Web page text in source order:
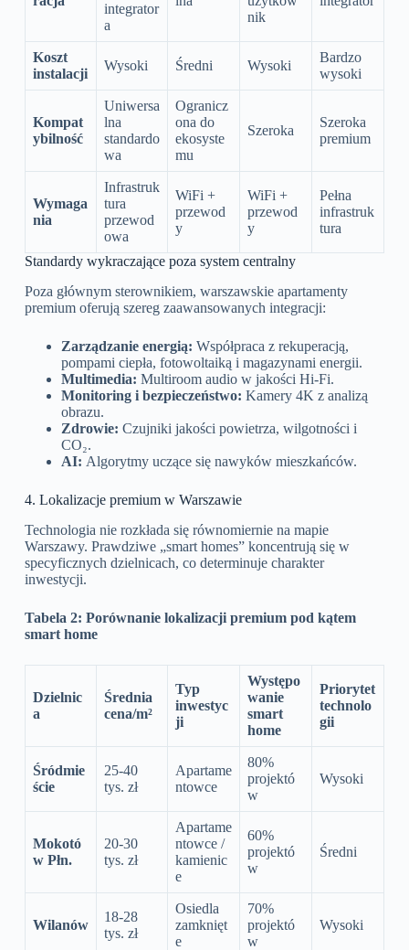
integrator
a
nik
Koszt
instalacji
Wysoki Średni Wysoki
Bardzo
wysoki
Kompat
ybilność
Uniwersa
lna
standardo
wa
Ogranicz
ona do
ekosyste
mu
Szeroka
Szeroka
premium
Wymaga
nia
Infrastruk
tura
przewod
owa
WiFi +
przewod
y
WiFi +
przewod
y
Pełna
infrastruk
tura
Standardy wykraczające poza system centralny
Poza głównym sterownikiem, warszawskie apartamenty
premium oferują szereg zaawansowanych integracji:
Zarządzanie energią: Współpraca z rekuperacją,
pompami ciepła, fotowoltaiką i magazynami energii.
Multimedia: Multiroom audio w jakości Hi-Fi.
Monitoring i bezpieczeństwo: Kamery 4K z analizą
obrazu.
Zdrowie: Czujniki jakości powietrza, wilgotności i
CO₂.
AI: Algorytmy uczące się nawyków mieszkańców.
4. Lokalizacje premium w Warszawie
Technologia nie rozkłada się równomiernie na mapie
Warszawy. Prawdziwe „smart homes” koncentrują się w
specyficznych dzielnicach, co determinuje charakter
inwestycji.
Tabela 2: Porównanie lokalizacji premium pod kątem
smart home
Dzielnic
a
Średnia
cena/m²
Typ
inwestyc
ji
Występo
wanie
smart
home
Priorytet
technolo
gii
Śródmie
ście
25-40
tys. zł
Apartame
ntowce
80%
projektó
w
Wysoki
Mokotó
w Płn.
20-30
tys. zł
Apartame
ntowce /
kamienic
e
60%
projektó
w
Średni
Wilanów
18-28
tys. zł
Osiedla
zamknięt
e
70%
projektó
w
Wysoki